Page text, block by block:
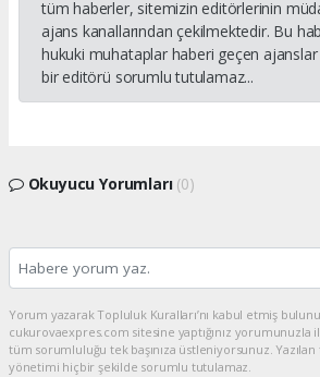
tüm haberler, sitemizin editörlerinin
ajans kanallarından çekilmektedir. Bu
hukuki muhataplar haberi geçen
bir editörü sorumlu tutulamaz...
Okuyucu Yorumları (0)
Yorum yazarak Topluluk Kuralları’nı kabul etmiş
cukurovaexpres.com sitesine yaptığınız yorumunuzla
tüm sorumluluğu tek başınıza üstleniyorsunuz.
yönetimi hiçbir şekilde sorumlu tutulamaz.